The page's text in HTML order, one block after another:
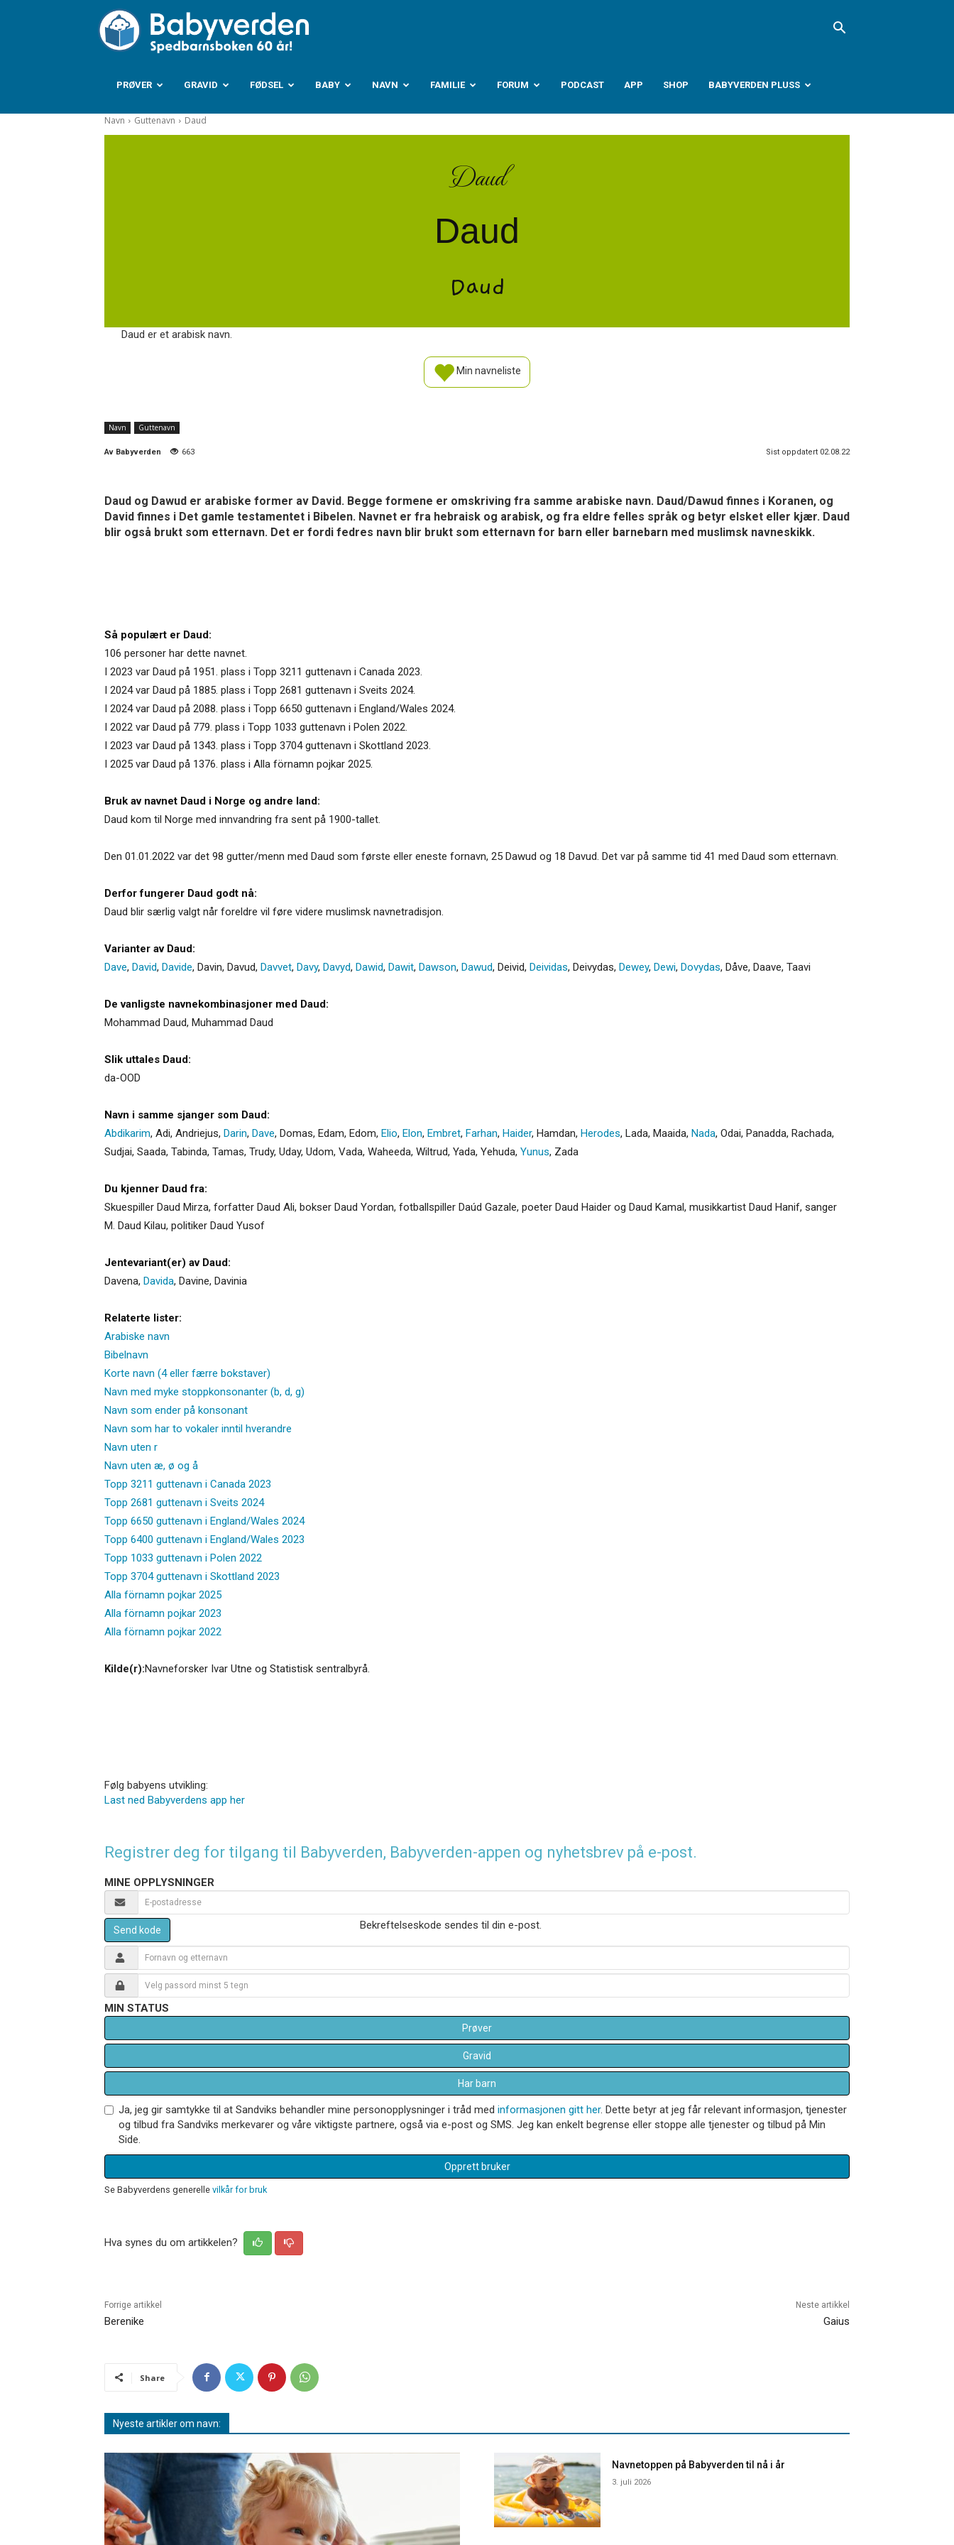
Babyverden.no
PRØVER GRAVID FØDSEL BABY NAVN FAMILIE FORUM PODCAST APP SHOP BABYVERDEN PLUSS
Navn Guttenavn Daud
Daud
Daud
Daud
Daud er et arabisk navn.
Min navneliste
Navn Guttenavn
Av Babyverden 663 Sist oppdatert 02.08.22
Daud og Dawud er arabiske former av David. Begge formene er omskriving fra samme arabiske navn. Daud/Dawud finnes i Koranen, og
David finnes i Det gamle testamentet i Bibelen. Navnet er fra hebraisk og arabisk, og fra eldre felles språk og betyr elsket eller kjær. Daud
blir også brukt som etternavn. Det er fordi fedres navn blir brukt som etternavn for barn eller barnebarn med muslimsk navneskikk.
Så populært er Daud:
106 personer har dette navnet.
I 2023 var Daud på 1951. plass i Topp 3211 guttenavn i Canada 2023.
I 2024 var Daud på 1885. plass i Topp 2681 guttenavn i Sveits 2024.
I 2024 var Daud på 2088. plass i Topp 6650 guttenavn i England/Wales 2024.
I 2022 var Daud på 779. plass i Topp 1033 guttenavn i Polen 2022.
I 2023 var Daud på 1343. plass i Topp 3704 guttenavn i Skottland 2023.
I 2025 var Daud på 1376. plass i Alla förnamn pojkar 2025.
Bruk av navnet Daud i Norge og andre land:
Daud kom til Norge med innvandring fra sent på 1900-tallet.
Den 01.01.2022 var det 98 gutter/menn med Daud som første eller eneste fornavn, 25 Dawud og 18 Davud. Det var på samme tid 41 med Daud som etternavn.
Derfor fungerer Daud godt nå:
Daud blir særlig valgt når foreldre vil føre videre muslimsk navnetradisjon.
Varianter av Daud:
Dave, David, Davide, Davin, Davud, Davvet, Davy, Davyd, Dawid, Dawit, Dawson, Dawud, Deivid, Deividas, Deivydas, Dewey, Dewi, Dovydas, Dåve, Daave, Taavi
De vanligste navnekombinasjoner med Daud:
Mohammad Daud, Muhammad Daud
Slik uttales Daud:
da-OOD
Navn i samme sjanger som Daud:
Abdikarim, Adi, Andriejus, Darin, Dave, Domas, Edam, Edom, Elio, Elon, Embret, Farhan, Haider, Hamdan, Herodes, Lada, Maaida, Nada, Odai, Panadda, Rachada,
Sudjai, Saada, Tabinda, Tamas, Trudy, Uday, Udom, Vada, Waheeda, Wiltrud, Yada, Yehuda, Yunus, Zada
Du kjenner Daud fra:
Skuespiller Daud Mirza, forfatter Daud Ali, bokser Daud Yordan, fotballspiller Daúd Gazale, poeter Daud Haider og Daud Kamal, musikkartist Daud Hanif, sanger
M. Daud Kilau, politiker Daud Yusof
Jentevariant(er) av Daud:
Davena, Davida, Davine, Davinia
Relaterte lister:
Arabiske navn
Bibelnavn
Korte navn (4 eller færre bokstaver)
Navn med myke stoppkonsonanter (b, d, g)
Navn som ender på konsonant
Navn som har to vokaler inntil hverandre
Navn uten r
Navn uten æ, ø og å
Topp 3211 guttenavn i Canada 2023
Topp 2681 guttenavn i Sveits 2024
Topp 6650 guttenavn i England/Wales 2024
Topp 6400 guttenavn i England/Wales 2023
Topp 1033 guttenavn i Polen 2022
Topp 3704 guttenavn i Skottland 2023
Alla förnamn pojkar 2025
Alla förnamn pojkar 2023
Alla förnamn pojkar 2022
Kilde(r):Navneforsker Ivar Utne og Statistisk sentralbyrå.
Følg babyens utvikling:
Last ned Babyverdens app her
Registrer deg for tilgang til Babyverden, Babyverden-appen og nyhetsbrev på e-post.
MINE OPPLYSNINGER
Send kode Bekreftelseskode sendes til din e-post.
MIN STATUS
Prøver
Gravid
Har barn
Ja, jeg gir samtykke til at Sandviks behandler mine personopplysninger i tråd med informasjonen gitt her. Dette betyr at jeg får relevant informasjon, tjenester
og tilbud fra Sandviks merkevarer og våre viktigste partnere, også via e-post og SMS. Jeg kan enkelt begrense eller stoppe alle tjenester og tilbud på Min
Side.
Opprett bruker
Se Babyverdens generelle vilkår for bruk
Hva synes du om artikkelen?
Forrige artikkel
Berenike
Neste artikkel
Gaius
Share
Nyeste artikler om navn:
Navnetoppen på Babyverden til nå i år
3. juli 2026